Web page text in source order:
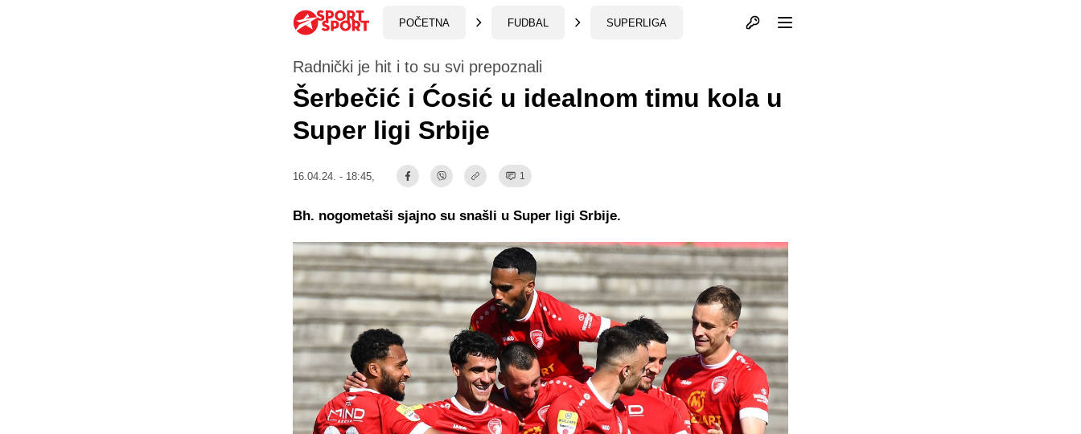
POČETNA FUDBAL SUPERLIGA Otvori profil
Radnički je hit i to su svi prepoznali
Šerbečić i Ćosić u idealnom timu kola u
Super ligi Srbije
16.04.24. - 18:45, 1
Bh. nogometaši sjajno su snašli u Super ligi Srbije.